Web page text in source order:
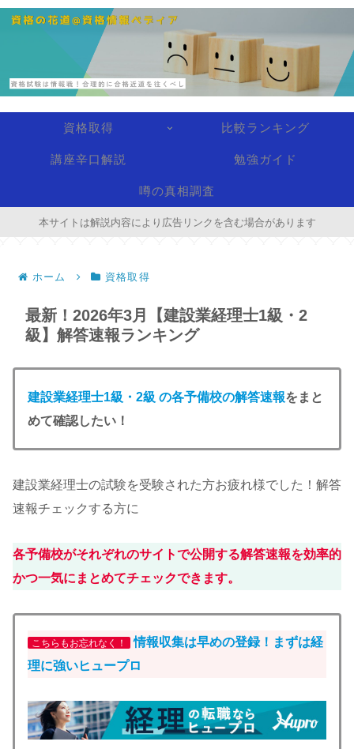
資格取得 比較ランキング
講座辛口解説 勉強ガイド
噂の真相調査
本サイトは解説内容により広告リンクを含む場合があります
ホーム 資格取得
最新！2026年3月【建設業経理士1級・2
級】解答速報ランキング
建設業経理士1級・2級 の各予備校の解答速報をまと
めて確認したい！
建設業経理士の試験を受験された方お疲れ様でした！解答
速報チェックする方に
各予備校がそれぞれのサイトで公開する解答速報を効率的
かつ一気にまとめてチェックできます。
こちらもお忘れなく！
情報収集は早めの登録！まずは経
理に強いヒュープロ